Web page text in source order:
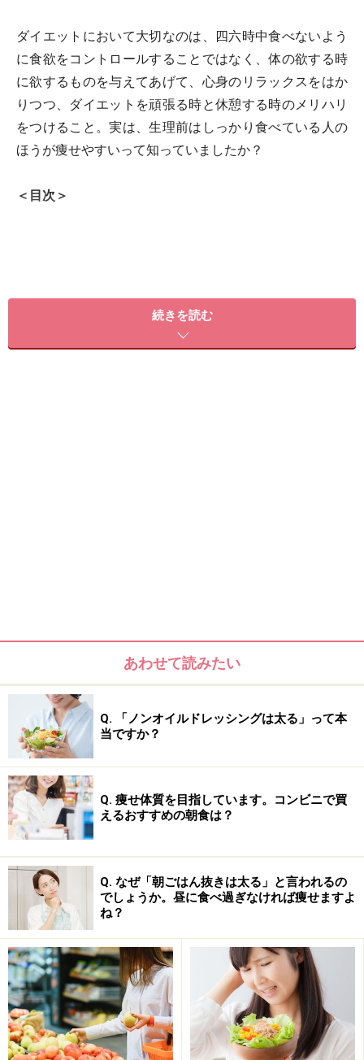
ダイエットにおいて大切なのは、四六時中食べないよう
に食欲をコントロールすることではなく、体の欲する時
に欲するものを与えてあげて、心身のリラックスをはか
りつつ、ダイエットを頑張る時と休憩する時のメリハリ
をつけること。実は、生理前はしっかり食べている人の
ほうが痩せやすいって知っていましたか？
＜目次＞
に分けて
間食代わりに最もおすすめなのがおにぎり！
妊娠を想定している生理前は、赤ちゃんの分のエネルギ
ーも確保しようとしているため、普段よりも食欲が増大
してしまいます。これは、体の自然な働きなので避ける
ことはできません。体が必要としているものを拒んで無
理に「食べない」ことを続けていると、体は飢餓状態を
感じて食べたものを体の中に蓄積し、極力エネルギーを
消費しないように代謝の力を落としてしまいます。 普段
はご飯などの主食の量をセーブしている人も、生理前は
食欲に従って主食をきちんと食べましょう。ただし、主
食だけを延々と食べるのはNG。血糖値の急激な上昇を招
いて太りやすくなるのはもちろん、PMSの症状が強くな
ってイライラを増大させるリスクもあります。量は気に
せず主食をしっかり食べる代わりに、血糖値の変動を小
続きを読む
あわせて読みたい
Q. 「ノンオイルドレッシングは太る」って本
当ですか？
Q. 痩せ体質を目指しています。コンビニで買
えるおすすめの朝食は？
Q. なぜ「朝ごはん抜きは太る」と言われるの
でしょうか。昼に食べ過ぎなければ痩せますよ
ね？